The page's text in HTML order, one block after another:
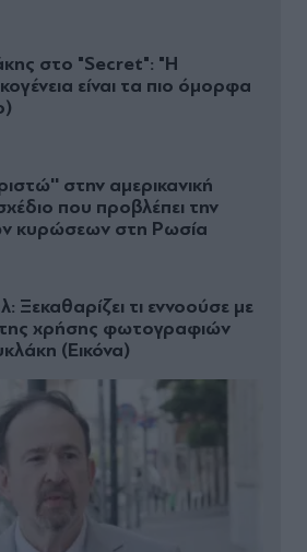
στο "Secret": "Η
είναι τα πιο όµορφα
στην αμερικανική
που προβλέπει την
κυρώσεων στη Ρωσία
Ξεκαθαρίζει τι εννοούσε με
χρήσης φωτογραφιών
(Εικόνα)